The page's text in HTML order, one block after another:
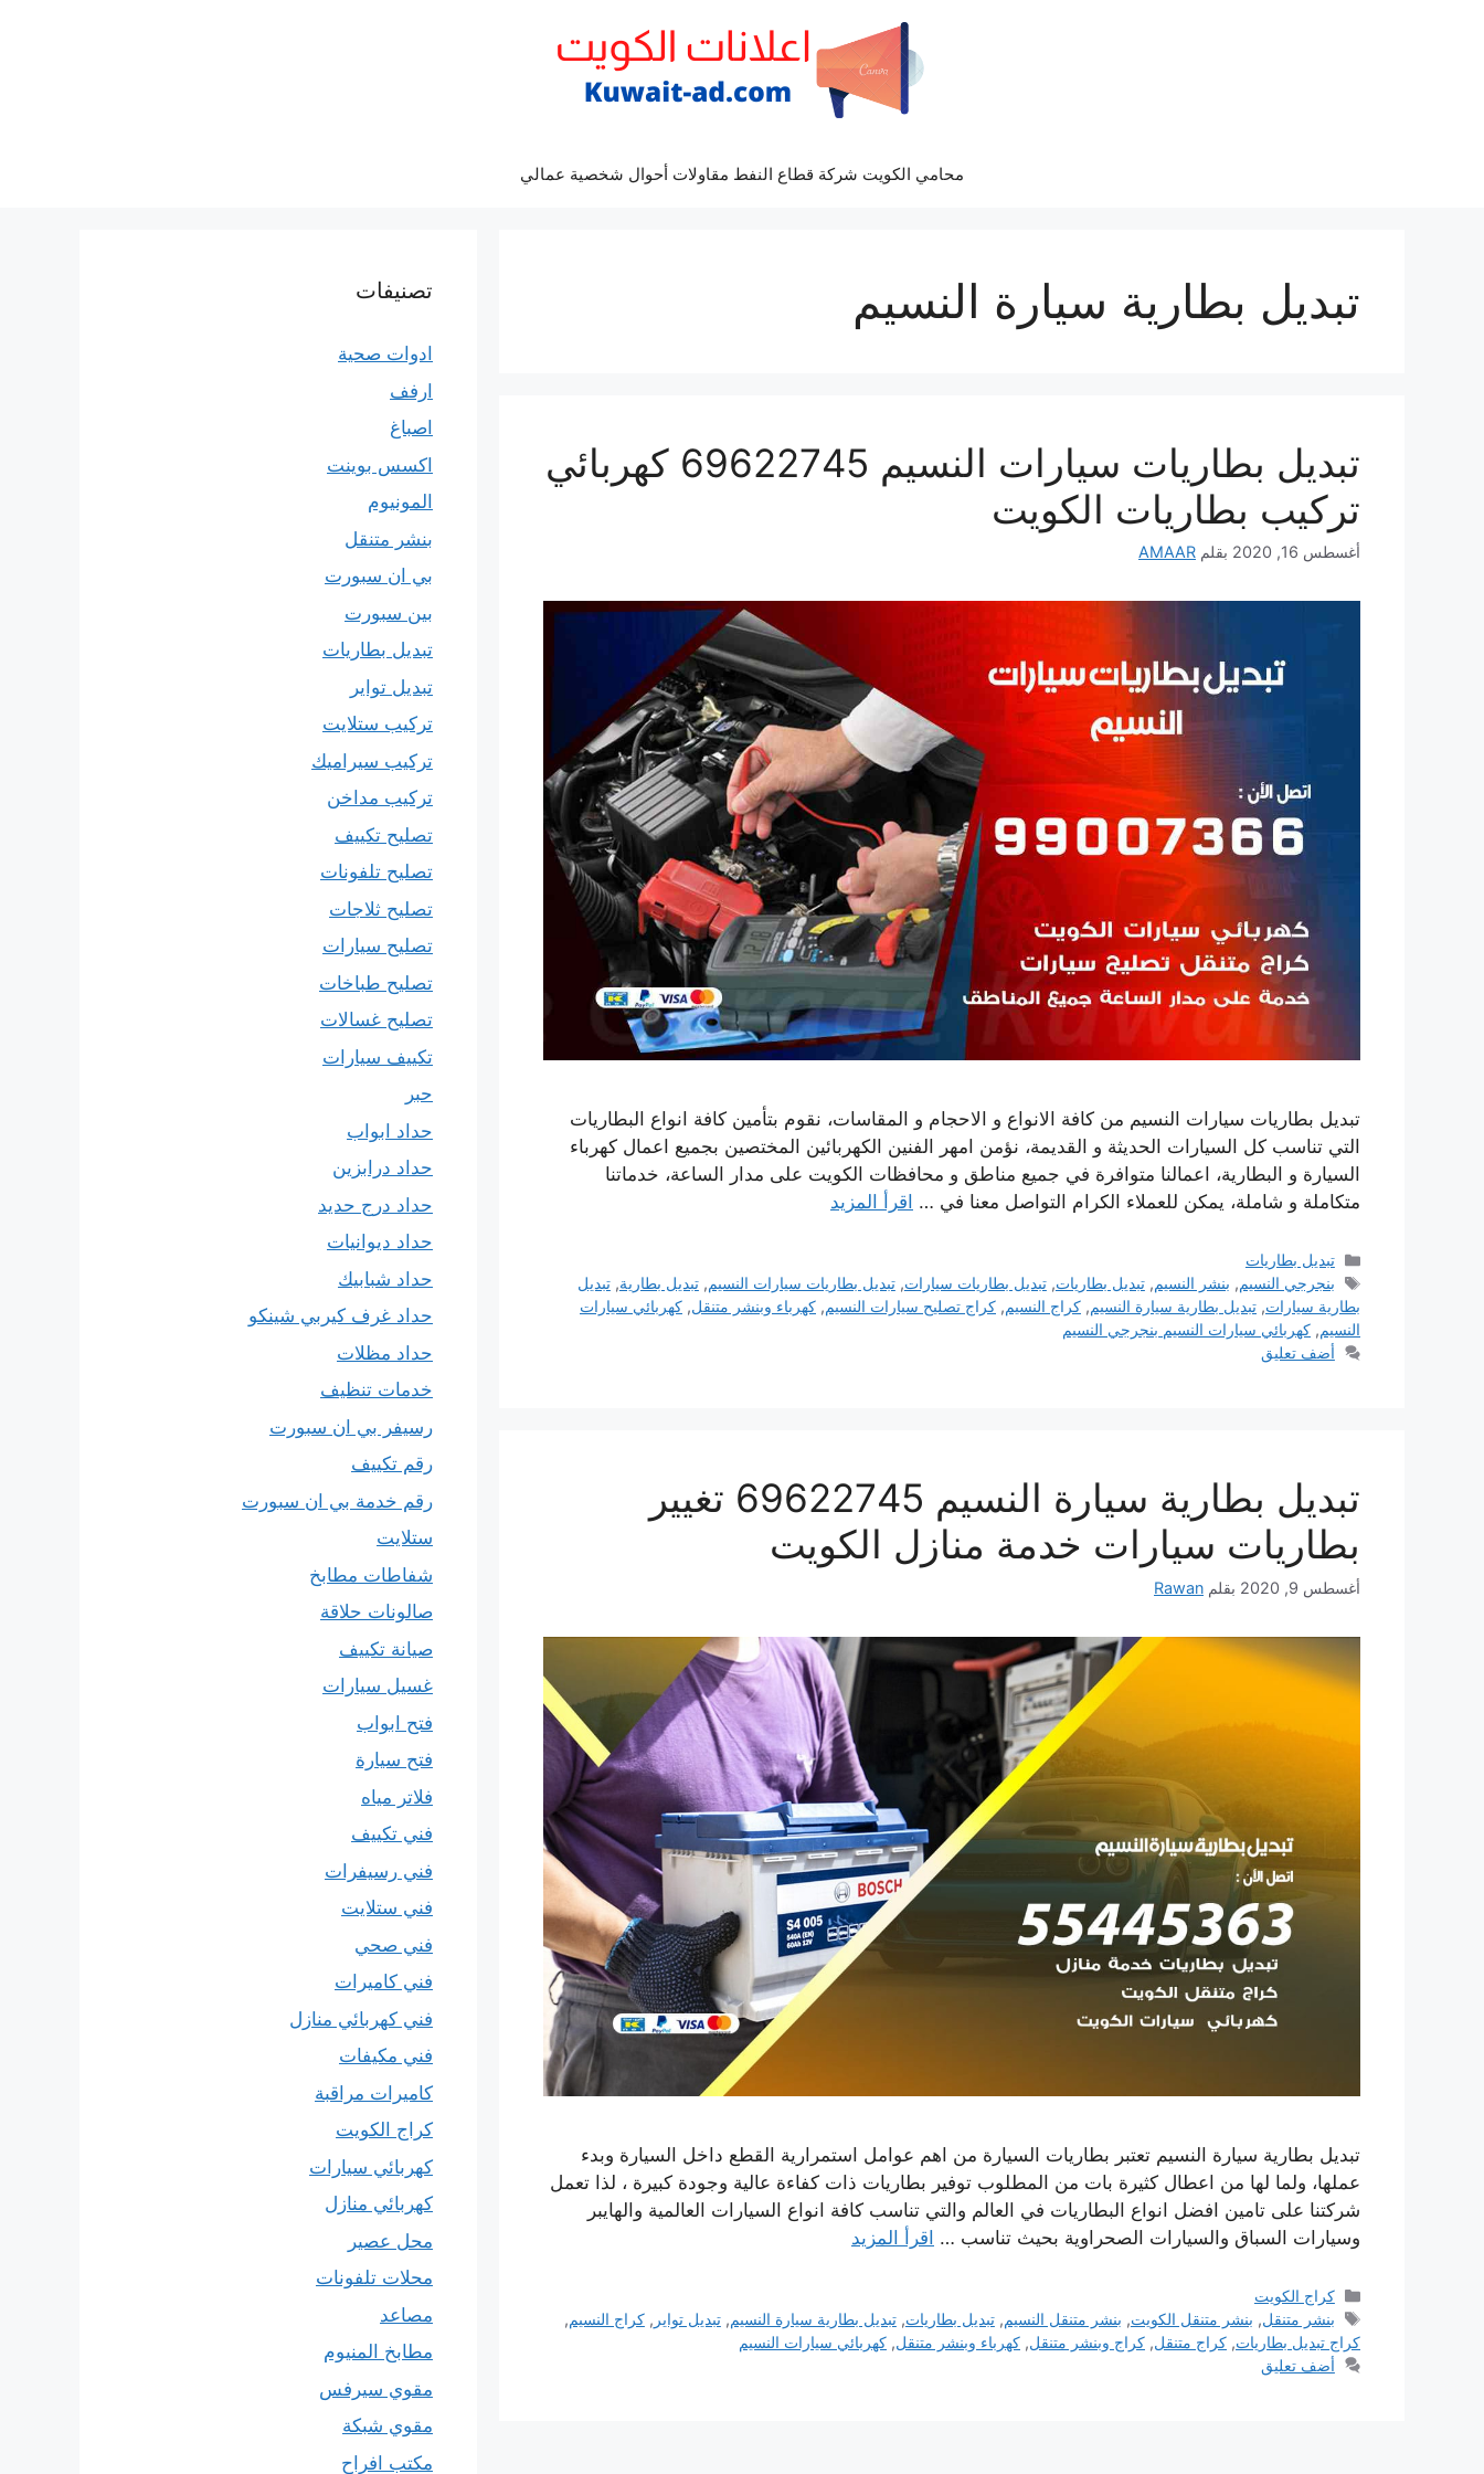
محامي الكويت شركة قطاع النفط مقاولات أحوال شخصية عمالي
تبديل بطارية سيارة النسيم
تبديل بطاريات سيارات النسيم 69622745 كهربائي
تركيب بطاريات الكويت
أغسطس 16, 2020 بقلم AMAAR
تبديل بطاريات سيارات النسيم من كافة الانواع و الاحجام و المقاسات، نقوم بتأمين كافة انواع البطاريات
التي تناسب كل السيارات الحديثة و القديمة، نؤمن امهر الفنين الكهربائين المختصين بجميع اعمال كهرباء
السيارة و البطارية، اعمالنا متوافرة في جميع مناطق و محافظات الكويت على مدار الساعة، خدماتنا
متكاملة و شاملة، يمكن للعملاء الكرام التواصل معنا في … اقرأ المزيد
التصنيفات
تبديل بطاريات
الوسوم
بنجرجي النسيم, بنشر النسيم,تبديل بطاريات,تبديل بطاريات سيارات,تبديل بطاريات سيارات النسيم,تبديل بطارية,تبديل
بطارية سيارات, تبديل بطارية سيارة النسيم, كراج النسيم, كراج تصليح سيارات النسيم, كهرباء وبنشر متنقل, كهربائي سيارات
النسيم, كهربائي سيارات النسيم بنجرجي النسيم
أضف تعليق
تبديل بطارية سيارة النسيم 69622745 تغيير
بطاريات سيارات خدمة منازل الكويت
أغسطس 9, 2020 بقلم Rawan
تبديل بطارية سيارة النسيم تعتبر بطاريات السيارة من اهم عوامل استمرارية القطع داخل السيارة وبدء
عملها، ولما لها من اعطال كثيرة بات من المطلوب توفير بطاريات ذات كفاءة عالية وجودة كبيرة ، لذا تعمل
شركتنا على تامين افضل انواع البطاريات في العالم والتي تناسب كافة انواع السيارات العالمية والهايبر
وسيارات السباق والسيارات الصحراوية بحيث تناسب … اقرأ المزيد
التصنيفات
كراج الكويت
الوسوم
بنشر متنقل, بنشر متنقل الكويت, بنشر متنقل النسيم,تبديل بطاريات,تبديل بطارية سيارة النسيم,تبديل تواير ,كراج النسيم,
كراج تبديل بطاريات, كراج متنقل, كراج وبنشر متنقل, كهرباء وبنشر متنقل, كهربائي سيارات النسيم
أضف تعليق
تصنيفات
ادوات صحية
ارفف
اصباغ
اكسس بوينت
المونيوم
بنشر متنقل
بي ان سبورت
بين سبورت
تبديل بطاريات
تبديل تواير
تركيب ستلايت
تركيب سيراميك
تركيب مداخن
تصليح تكييف
تصليح تلفونات
تصليح ثلاجات
تصليح سيارات
تصليح طباخات
تصليح غسالات
تكييف سيارات
حبر
حداد ابواب
حداد درابزين
حداد درج حديد
حداد ديوانيات
حداد شبابيك
حداد غرف كيربي شينكو
حداد مظلات
خدمات تنظيف
رسيفر بي ان سبورت
رقم تكييف
رقم خدمة بي ان سبورت
ستلايت
شفاطات مطابخ
صالونات حلاقة
صيانة تكييف
غسيل سيارات
فتح ابواب
فتح سيارة
فلاتر مياه
فني تكييف
فني رسيفرات
فني ستلايت
فني صحي
فني كاميرات
فني كهربائي منازل
فني مكيفات
كاميرات مراقبة
كراج الكويت
كهربائي سيارات
كهربائي منازل
محل عصير
محلات تلفونات
مصاعد
مطابخ المنيوم
مقوي سيرفس
مقوي شبكة
مكتب افراح